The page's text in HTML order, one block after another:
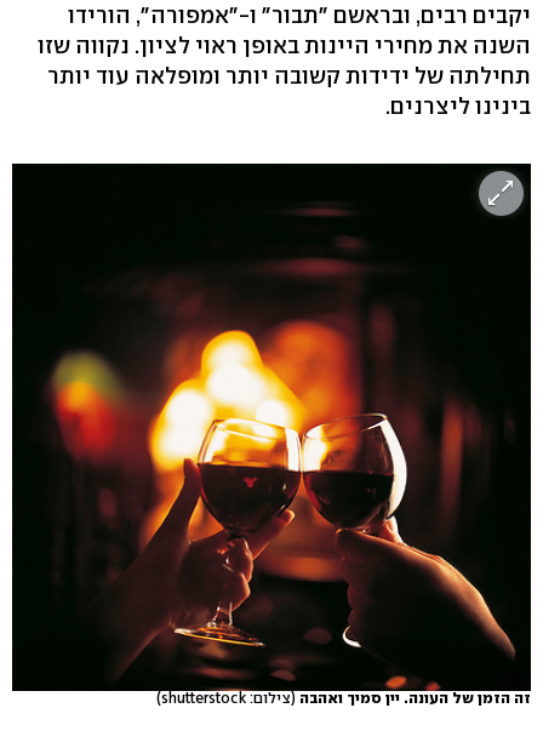
יקבים רבים, ובראשם "תבור" ו-"אמפורה", הורידו
השנה את מחירי היינות באופן ראוי לציון. נקווה שזו
תחילתה של ידידות קשובה יותר ומופלאה עוד יותר
בינינו ליצרנים.
זה הזמן של העונה. יין סמיך ואהבה (צילום: shutterstock)